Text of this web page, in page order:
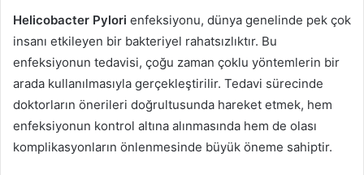
Helicobacter Pylori enfeksiyonu, dünya genelinde pek çok
insanı etkileyen bir bakteriyel rahatsızlıktır. Bu
enfeksiyonun tedavisi, çoğu zaman çoklu yöntemlerin bir
arada kullanılmasıyla gerçekleştirilir. Tedavi sürecinde
doktorların önerileri doğrultusunda hareket etmek, hem
enfeksiyonun kontrol altına alınmasında hem de olası
komplikasyonların önlenmesinde büyük öneme sahiptir.